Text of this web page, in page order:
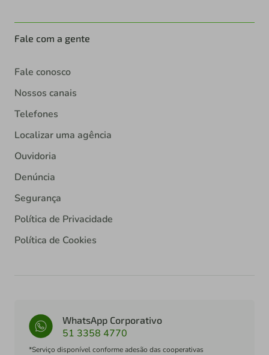
Fale com a gente
Fale conosco
Nossos canais
Telefones
Localizar uma agência
Ouvidoria
Denúncia
Segurança
Política de Privacidade
Política de Cookies
WhatsApp Corporativo
51 3358 4770
*Serviço disponível conforme adesão das cooperativas